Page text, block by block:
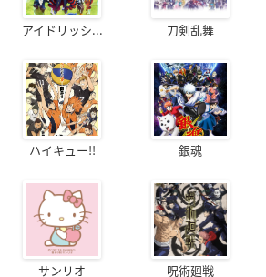
アイドリッシ... 刀剣乱舞
ハイキュー!! 銀魂
サンリオ 呪術廻戦